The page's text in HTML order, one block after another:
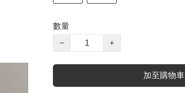
數量
−
+
加至購物車